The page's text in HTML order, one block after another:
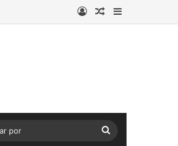
AccesoPublicación al
Barra lateral
Buscar